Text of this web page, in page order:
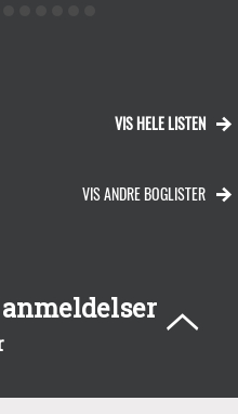
VIS HELE LISTEN
VIS ANDRE BOGLISTER